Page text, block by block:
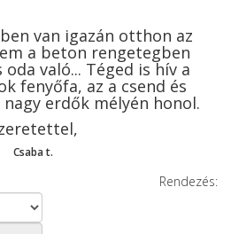
van igazán otthon az
a beton rengetegben
való... Téged is hív a
fenyőfa, az a csend és
erdők mélyén honol.
Csaba t.
Rendezés: